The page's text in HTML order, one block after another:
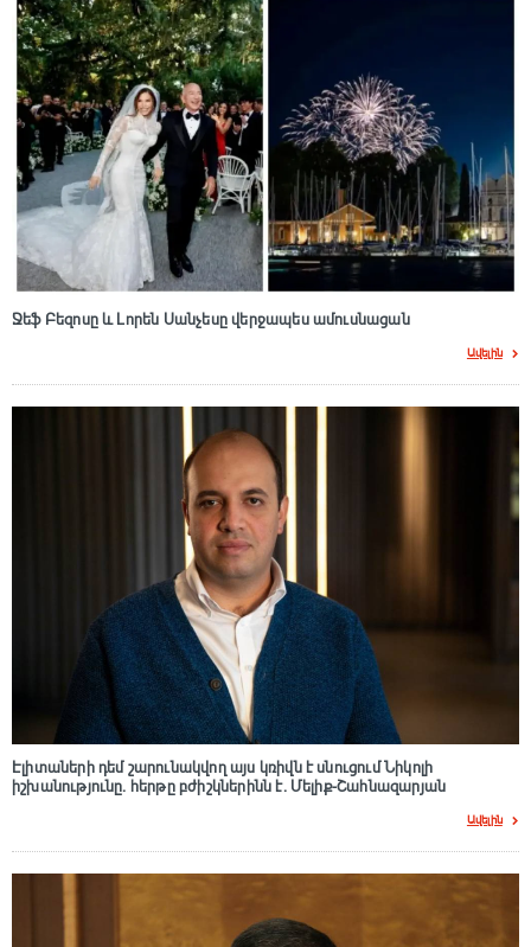
Ջեֆ Բեզոսը և Լորեն Սանչեսը վերջապես ամուսնացան
Ավելին
Էլիտաների դեմ շարունակվող այս կռիվն է սնուցում Նիկոլի
իշխանությունը. հերթը բժիշկներինն է. Մելիք-Շահնազարյան
Ավելին